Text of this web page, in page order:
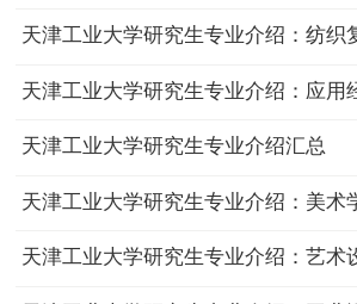
天津工业大学研究生专业介绍：纺织
天津工业大学研究生专业介绍：应用
天津工业大学研究生专业介绍汇总
天津工业大学研究生专业介绍：美术
天津工业大学研究生专业介绍：艺术